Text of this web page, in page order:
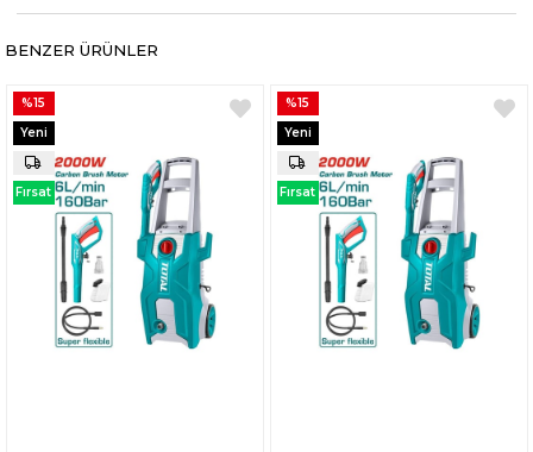
BENZER ÜRÜNLER
%15
Yeni
Ürün
Fırsat
%15
Yeni
Ürün
Fırsat